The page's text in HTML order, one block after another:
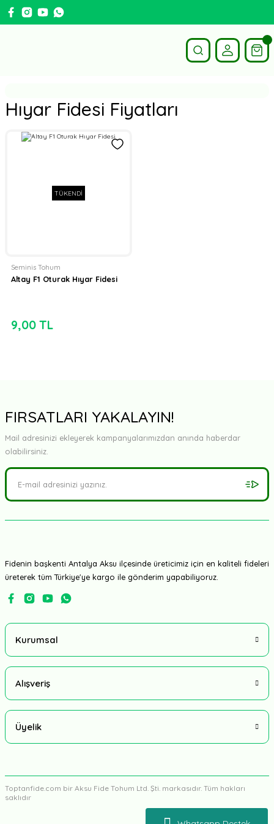
Hıyar Fidesi Fiyatları
TÜKENDİ
Seminis Tohum
Altay F1 Oturak Hıyar Fidesi
9,00 TL
FIRSATLARI YAKALAYIN!
Mail adresinizi ekleyerek kampanyalarımızdan anında haberdar
olabilirsiniz.
Fidenin başkenti Antalya Aksu ilçesinde üreticimiz için en kaliteli fideleri
üreterek tüm Türkiye'ye kargo ile gönderim yapabiliyoruz.
Kurumsal
Alışveriş
Üyelik
Toptanfide.com bir Aksu Fide Tohum Ltd. Şti. markasıdır. Tüm hakları
saklıdır